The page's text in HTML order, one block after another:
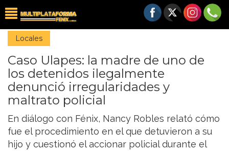
Locales
Caso Ulapes: la madre de uno de
los detenidos ilegalmente
denunció irregularidades y
maltrato policial
En diálogo con Fénix, Nancy Robles relató cómo
fue el procedimiento en el que detuvieron a su
hijo y cuestionó el accionar policial durante el